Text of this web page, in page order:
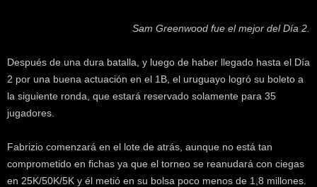
Sam Greenwood fue el mejor del Día 2.
Después de una dura batalla, y luego de haber llegado hasta el Día
2 por una buena actuación en el 1B, el uruguayo logró su boleto a
la siguiente ronda, que estará reservado solamente para 35
jugadores.
Fabrizio comenzará en el lote de atrás, aunque no está tan
comprometido en fichas ya que el torneo se reanudará con ciegas
en 25K/50K/5K y él metió en su bolsa poco menos de 1,8 millones.